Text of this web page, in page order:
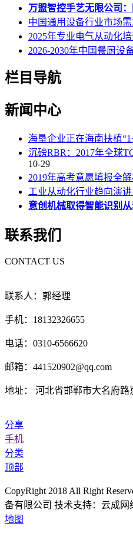
万盟智控手艺无限公司
中国通用设备行业市场
2025年专业电气从动化
2026-2030年中国餐厨设
栏目导航
新闻中心
海垦企业正在海南扶植
沉磅RBR：2017年全球
10-29
2019年高考意愿填报全
工业从动化行业趋向演
意创机械取得智能识别
联系我们
CONTACT US
联系人：郭经理
手机：18132326655
电话：0310-6566620
邮箱：441520902@qq.com
地址： 河北省邯郸市大名府路
分享
手机
分类
顶部
CopyRight 2018 All Right
备有限公司 技术支持：云成网
地图